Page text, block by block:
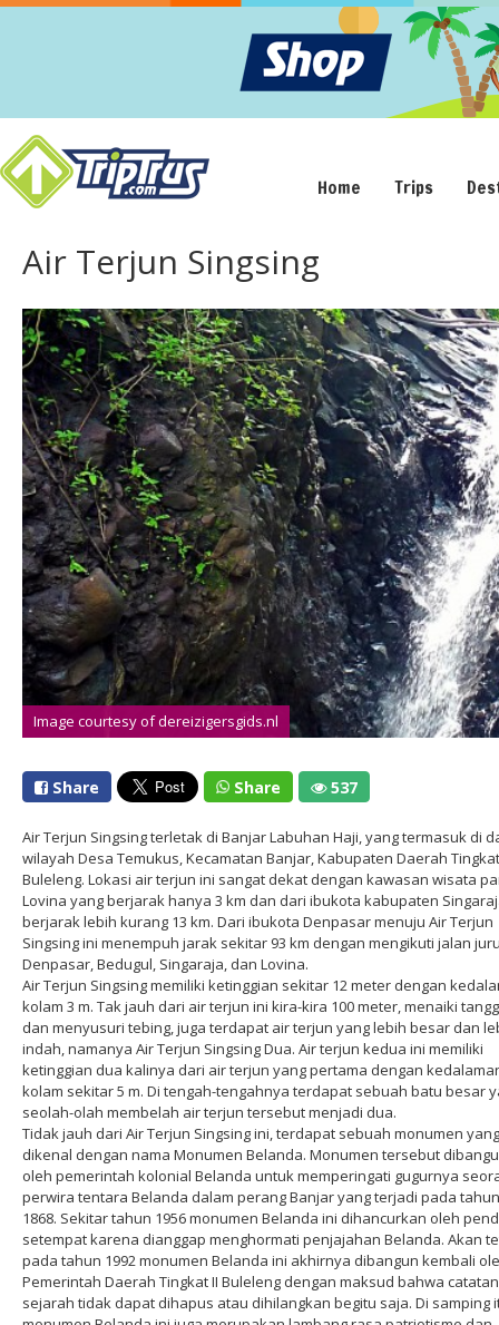
Home Trips
Air Terjun Singsing
Image courtesy of dereizigersgids.nl
Share Share 537
Air Terjun Singsing terletak di Banjar Labuhan Haji, yang termasuk di
wilayah Desa Temukus, Kecamatan Banjar, Kabupaten Daerah
Buleleng. Lokasi air terjun ini sangat dekat dengan kawasan wisata
Lovina yang berjarak hanya 3 km dan dari ibukota kabupaten
berjarak lebih kurang 13 km. Dari ibukota Denpasar menuju Air Terjun
Singsing ini menempuh jarak sekitar 93 km dengan mengikuti jalan
Denpasar, Bedugul, Singaraja, dan Lovina.
Air Terjun Singsing memiliki ketinggian sekitar 12 meter dengan
kolam 3 m. Tak jauh dari air terjun ini kira-kira 100 meter, menaiki
dan menyusuri tebing, juga terdapat air terjun yang lebih besar dan
indah, namanya Air Terjun Singsing Dua. Air terjun kedua ini memiliki
ketinggian dua kalinya dari air terjun yang pertama dengan
kolam sekitar 5 m. Di tengah-tengahnya terdapat sebuah batu besar
seolah-olah membelah air terjun tersebut menjadi dua.
Tidak jauh dari Air Terjun Singsing ini, terdapat sebuah monumen yang
dikenal dengan nama Monumen Belanda. Monumen tersebut
oleh pemerintah kolonial Belanda untuk memperingati gugurnya
perwira tentara Belanda dalam perang Banjar yang terjadi pada tahun
1868. Sekitar tahun 1956 monumen Belanda ini dihancurkan oleh
setempat karena dianggap menghormati penjajahan Belanda. Akan
pada tahun 1992 monumen Belanda ini akhirnya dibangun kembali
Pemerintah Daerah Tingkat II Buleleng dengan maksud bahwa catatan
sejarah tidak dapat dihapus atau dihilangkan begitu saja. Di samping